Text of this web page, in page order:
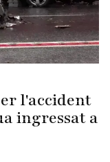
l'accident
ingressat a